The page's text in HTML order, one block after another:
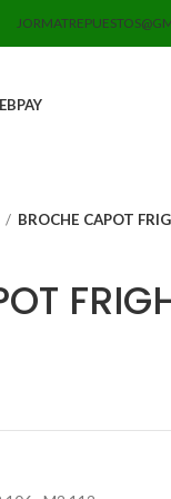
BROCHE CAPOT